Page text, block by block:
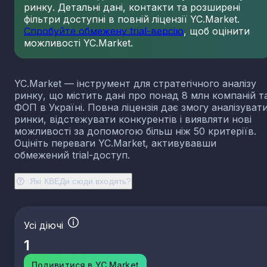
Які КВЕДи сюди входять?
ринку. Детальні дані, контакти та розширені
фільтри доступні в повній ліцензії YC.Market.
Спробуйте обмежену trial-версію, щоб оцінити
можливості YC.Market.
YC.Market — інструмент для стратегічного аналізу
ринку, що містить дані про понад 8 млн компаній
ФОП в Україні. Повна ліцензія дає змогу
ринки, відстежувати конкурентів і виявляти нові
можливості за допомогою більш ніж 50 критеріїв.
Оцініть переваги YC.Market, активувавши
обмежений trial-доступ.
Усі діючі
1
Подивитися в YC.Market
23.13 Виробництво порожнистого скла
23.14 Виробництво скловолокна
23.19 Виробництво й оброблення інших скляних
23.31 Виробництво керамічних плиток і плит
23.32 Виробництво цегли, черепиці та інших
виробів із випаленої глини
23.41
Виробництво господарських і декоративних
керамічних виробів
23.42
Виробництво керамічних санітарно-технічних
23.43 Виробництво керамічних електроізоляторів та
ізоляційної арматури
призначення
23.49 Виробництво інших керамічних виробів
23.52 Виробництво вапна та гіпсових сумішей